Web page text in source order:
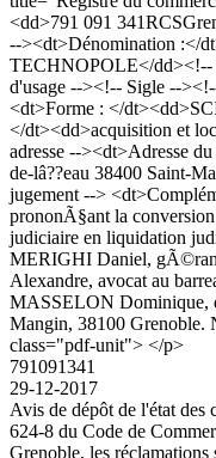
<dd>791 091
--><dt>Dénomination :</
TECHNOPOLE</dd><!--
d'usage --><!-- Sigle --
<dt>Forme : </
</dt><dd>acquisition et
adresse --><dt>Adresse
de-lâ??eau 38400 Saint-
jugement -->
prononÃ§ant la
judiciaire en liquidation
MERIGHI Daniel,
Alexandre, avocat au
MASSELON Dominique,
Mangin, 38100 Grenoble.
class="pdf-unit"> </p>
791091341
29-12-2017
Avis de dépôt de l'état des
624-8 du Code de
Grenoble, les réclamations